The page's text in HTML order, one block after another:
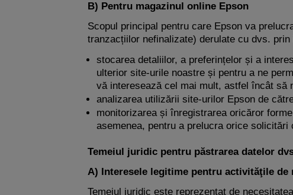
B) Pentru magazinul online Epson
Scopul principal pentru care Epson va
tranzacțiilor nefinalizate) derulate cu dvs.
stocarea detaliilor, a preferințelor și a
ulterior site-urile noastre și pentru a ne
vă interesează cel mai mult, astfel încât să
analizarea utilizării site-urilor Epson de
monitorizarea și înregistrarea oricăror
asemenea, pentru a prelucra orice
Temeiul juridic pentru păstrarea datelor
A) Interesele legitime pentru activităţile de
Temeiul juridic este reprezentat de